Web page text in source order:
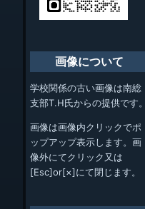
画像について
学校関係の古い画像は南総
支部T.H氏からの提供です。
画像は画像内クリックでポ
ップアップ表示します。画
像外にてクリック又は
[Esc]or[×]にて閉じます。